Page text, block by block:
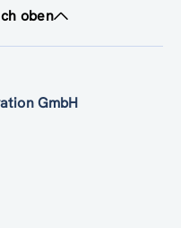
oben
GmbH